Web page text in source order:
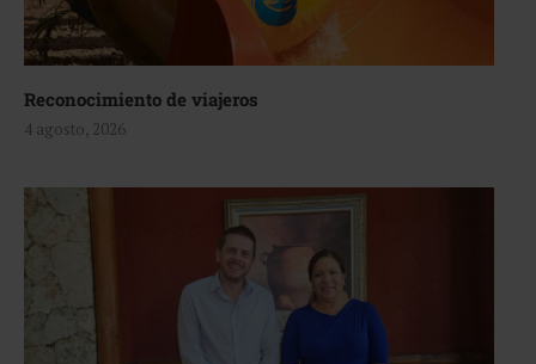
Reconocimiento de viajeros
4 agosto, 2026